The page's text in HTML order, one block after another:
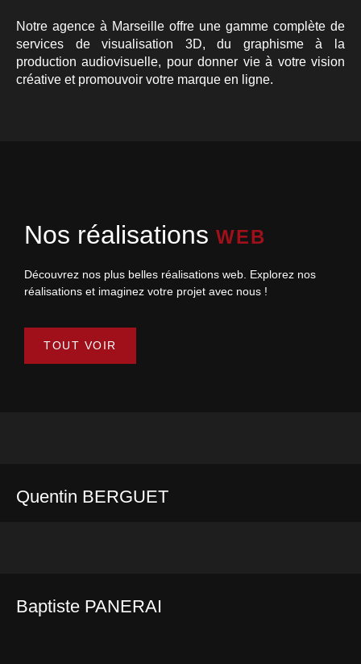
Notre agence à Marseille offre une gamme complète de
services de visualisation 3D, du graphisme à la
production audiovisuelle, pour donner vie à votre vision
créative et promouvoir votre marque en ligne.
Nos réalisations WEB
Découvrez nos plus belles réalisations web. Explorez nos
réalisations et imaginez votre projet avec nous !
TOUT VOIR
Quentin BERGUET
Baptiste PANERAI